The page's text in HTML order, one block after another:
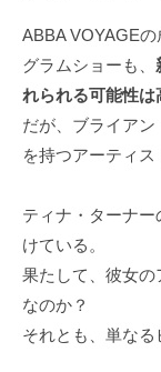
ABBA VOYAGE
グラムショーも、
れられる可能性は
だが、ブライア
を持つアーティス
ティナ・ターナ
けている。
果たして、彼女の
なのか？
それとも、単なる